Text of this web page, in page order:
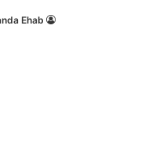
Ehab